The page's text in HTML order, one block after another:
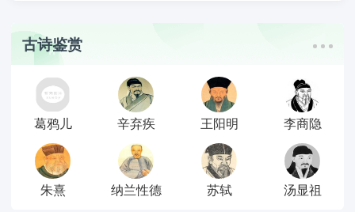
古诗鉴赏
葛鸦儿 辛弃疾 王阳明 李商隐
朱熹 纳兰性德 苏轼 汤显祖